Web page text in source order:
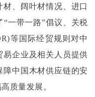
、阔叶材情况、进口
一带一路”倡议、关税
等国际经贸规则对中
易企业及相关人员提供
中国木材供应链的安
质量发展。